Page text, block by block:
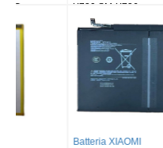
X730 SM-X736
Batteria XIAOMI